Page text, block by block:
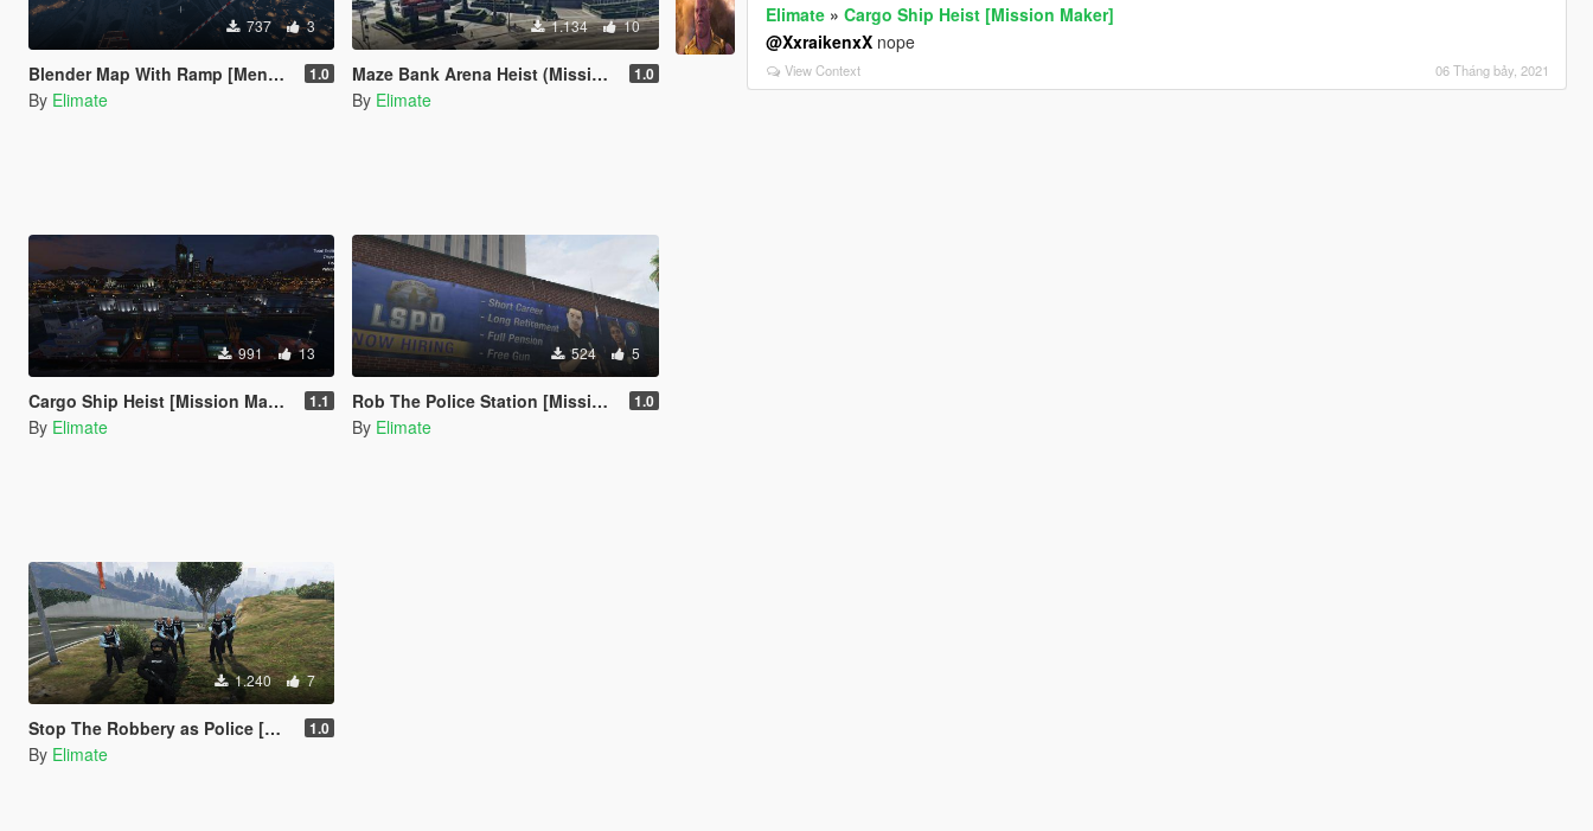
737 3
Blender Map With Ramp [Menyoo] 1.0
By Elimate
1.134 10
Maze Bank Arena Heist (Mission Maker) 1.0
By Elimate
991 13
Cargo Ship Heist [Mission Maker] 1.1
By Elimate
524 5
Rob The Police Station [Mission Maker] 1.0
By Elimate
1.240 7
Stop The Robbery as Police [Mission Maker] 1.0
By Elimate
Elimate »Cargo Ship Heist [Mission Maker]
@XxraikenxX nope
View Context 06 Tháng bảy, 2021